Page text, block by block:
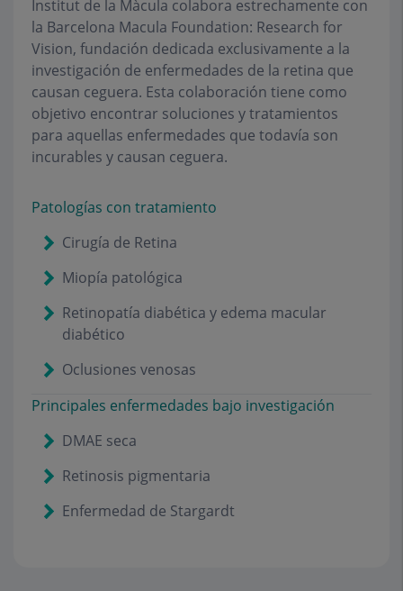
Institut de la Màcula colabora estrechamente con
la Barcelona Macula Foundation: Research for
Vision, fundación dedicada exclusivamente a la
investigación de enfermedades de la retina que
causan ceguera. Esta colaboración tiene como
objetivo encontrar soluciones y tratamientos
para aquellas enfermedades que todavía son
incurables y causan ceguera.
Patologías con tratamiento
Cirugía de Retina
Miopía patológica
Retinopatía diabética y edema macular
diabético
Oclusiones venosas
Principales enfermedades bajo investigación
DMAE seca
Retinosis pigmentaria
Enfermedad de Stargardt